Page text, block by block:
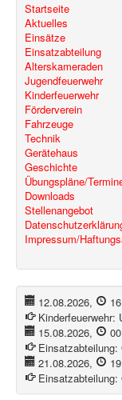
Startseite
Aktuelles
Einsätze
Einsatzabteilung
Alterskameraden
Jugendfeuerwehr
Kinderfeuerwehr
Förderverein
Fahrzeuge
Technik
Gerätehaus
Geschichte
Übungspläne/
Downloads
Stellenangebot
Impressum/
12.08.2026,
Kinderfeuerwehr:
15.08.2026,
Einsatzabteilung:
21.08.2026,
Einsatzabteilung: